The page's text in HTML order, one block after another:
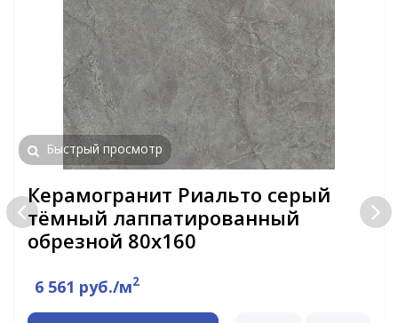
Быстрый просмотр
Керамогранит Риальто серый
тёмный лаппатированный
обрезной 80х160
6 561 руб./м2